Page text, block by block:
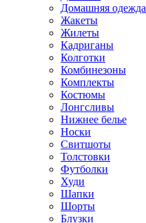
Домашняя одежда
Жакеты
Жилеты
Кадриганы
Колготки
Комбинезоны
Комплекты
Костюмы
Лонгсливы
Нижнее белье
Носки
Свитшоты
Толстовки
Футболки
Худи
Шапки
Шорты
Блузки